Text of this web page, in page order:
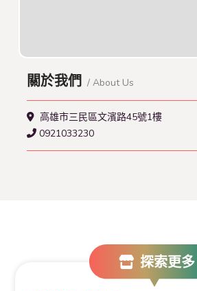
關於我們 / About Us
高雄市三民區文濱路45號1樓
0921033230
探索更多